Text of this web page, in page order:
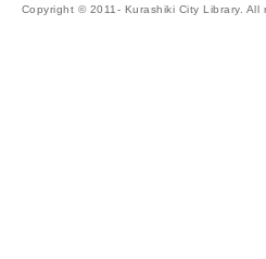
Copyright © 2011- Kurashiki City Library. All